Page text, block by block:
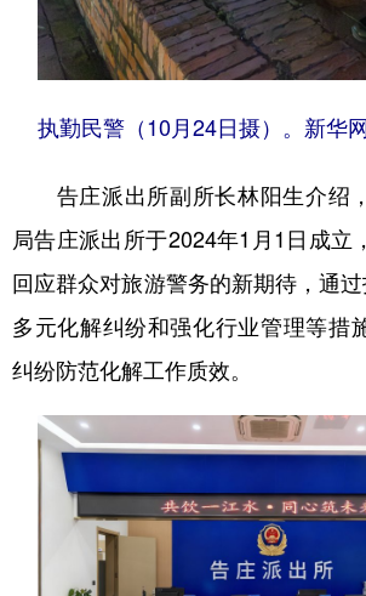
执勤民警（10月24日摄）。新华
告庄派出所副所长林阳生介绍
局告庄派出所于2024年1月1日成立
回应群众对旅游警务的新期待，通过
多元化解纠纷和强化行业管理等措
纠纷防范化解工作质效。